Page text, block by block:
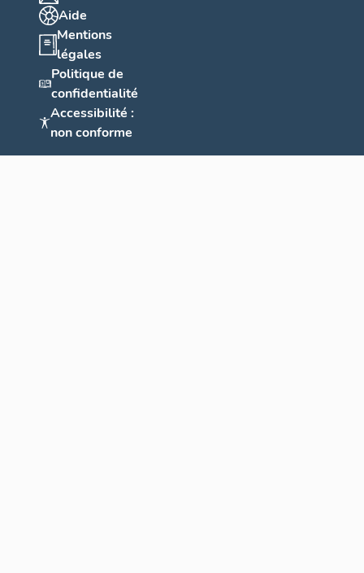
Aide
Mentions
légales
Politique de
confidentialité
Accessibilité :
non conforme